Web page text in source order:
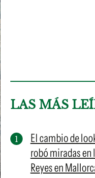
LAS MÁS
El cambio de
robó miradas en
Reyes en